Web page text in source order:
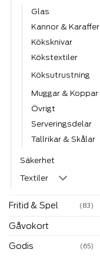
Glas
Kannor & Karaffer
Köksknivar
Kökstextiler
Köksutrustning
Muggar & Koppar
Övrigt
Serveringsdelar
Tallrikar & Skålar
Säkerhet
Textiler
Fritid & Spel (83)
Gåvokort
Godis (65)